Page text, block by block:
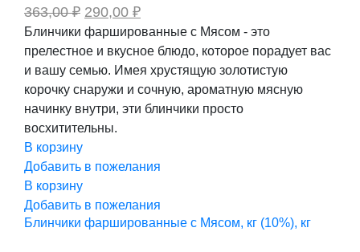
363,00₽ Первоначальная
цена
составляла
363,00 ₽.
290,00 ₽Текущая
цена:
290,00 ₽.
Блинчики фаршированные с Мясом - это
прелестное и вкусное блюдо, которое порадует вас
и вашу семью. Имея хрустящую золотистую
корочку снаружи и сочную, ароматную мясную
начинку внутри, эти блинчики просто
восхитительны.
В корзину
Добавить в пожелания
В корзину
Добавить в пожелания
Блинчики фаршированные с Мясом, кг (10%), кг